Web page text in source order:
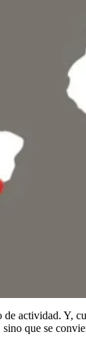
actividad. Y,
que se